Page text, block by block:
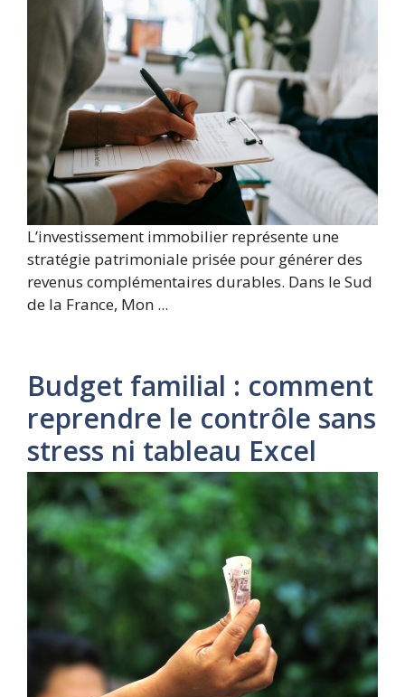
L’investissement immobilier représente une
stratégie patrimoniale prisée pour générer des
revenus complémentaires durables. Dans le Sud
de la France, Mon ...
Budget familial : comment
reprendre le contrôle sans
stress ni tableau Excel